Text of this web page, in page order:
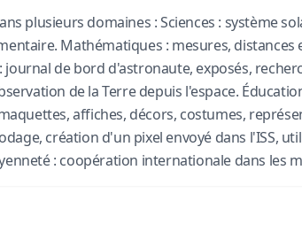
plusieurs domaines : Sciences : système
Mathématiques : mesures, distances
de bord d'astronaute, exposés,
de la Terre depuis l'espace.
affiches, décors, costumes,
création d'un pixel envoyé dans l'ISS,
: coopération internationale dans les